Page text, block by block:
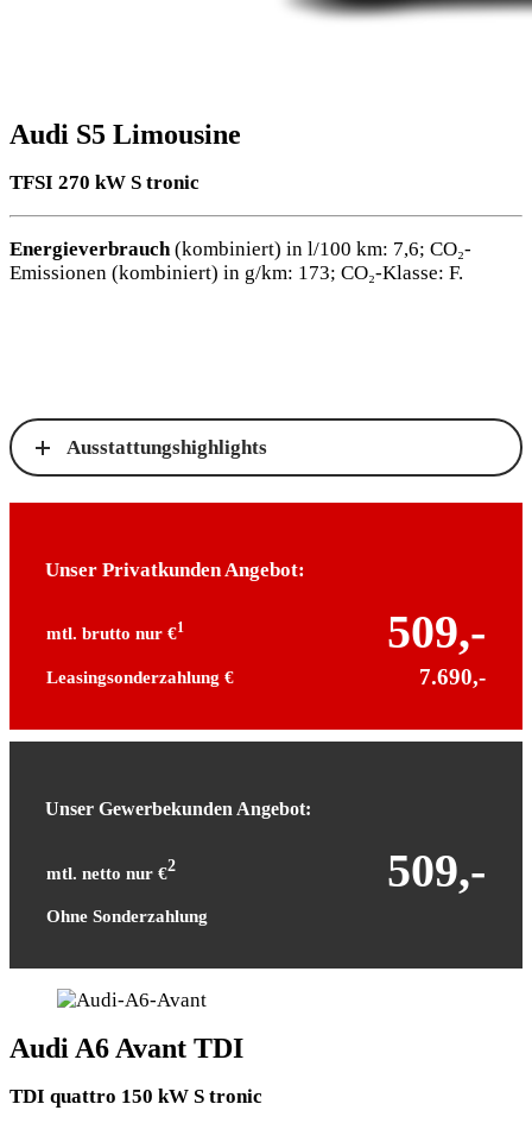
Audi S5 Limousine
TFSI 270 kW S tronic
Energieverbrauch(kombiniert) in l/100 km: 7,6; CO₂-
Emissionen (kombiniert) in g/km: 173; CO₂-Klasse: F.
Ausstattungshighlights
Unser Privatkunden Angebot:
mtl. brutto nur €1 509,-
Leasingsonderzahlung € 7.690,-
Unser Gewerbekunden Angebot:
mtl. netto nur €2 509,-
Ohne Sonderzahlung
Audi A6 Avant TDI
TDI quattro 150 kW S tronic